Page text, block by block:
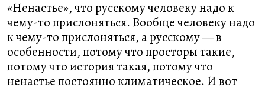
«Ненастье», что русскому человеку надо к
чему-то прислоняться. Вообще человеку надо
к чему-то прислоняться, а русскому — в
особенности, потому что просторы такие,
потому что история такая, потому что
ненастье постоянно климатическое. И вот